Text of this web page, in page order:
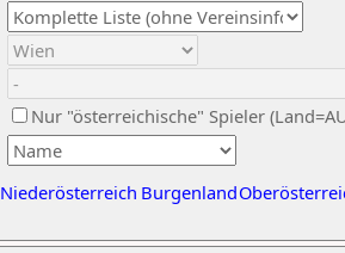
Nur "österreichische" Spieler
Niederösterreich Burgenland